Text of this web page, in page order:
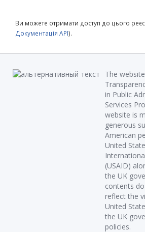
Ви можете отримати доступ до цього
Документація API).
The
in Public
Services
website is
generous
American
United
(USAID)
the UK
contents
reflect the
United
the UK
policies.